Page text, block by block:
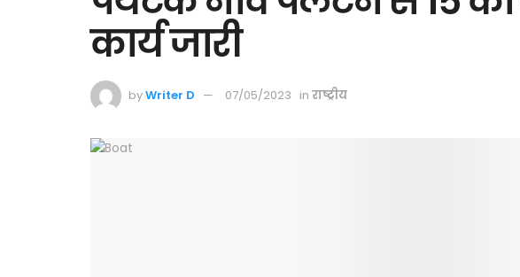
कार्य जारी
byWriter D 07/05/2023 in राष्ट्रीय